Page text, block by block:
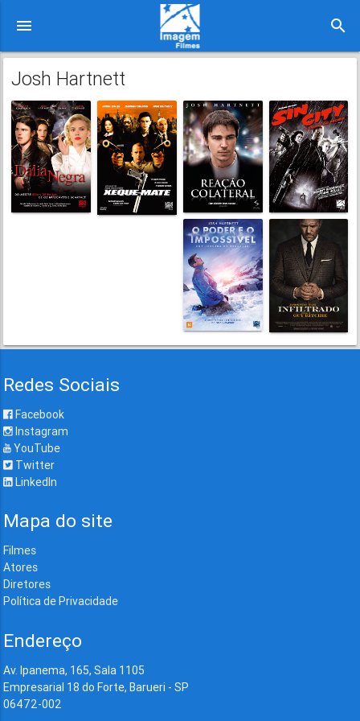
menu search
Josh Hartnett
Redes Sociais
Facebook
Instagram
YouTube
Twitter
LinkedIn
Mapa do site
Filmes
Atores
Diretores
Política de Privacidade
Endereço
Av. Ipanema, 165, Sala 1105
Empresarial 18 do Forte, Barueri - SP
06472-002